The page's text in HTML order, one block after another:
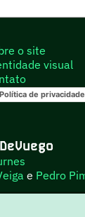
o site
visual
Política de privacidade
e Pedro